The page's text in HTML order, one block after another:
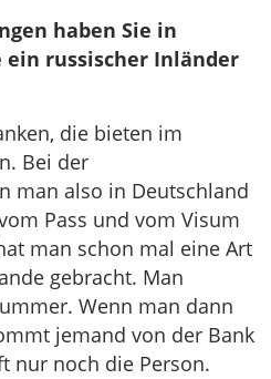
haben Sie in
russischer Inländer
die bieten im
Bei der
man also in Deutschland
Pass und vom Visum
man schon mal eine Art
gebracht. Man
Wenn man dann
jemand von der Bank
nur noch die Person.